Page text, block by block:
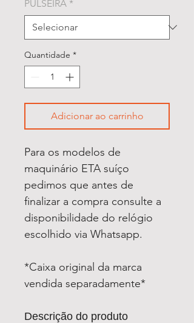
PULSEIRA *
Quantidade *
Adicionar ao carrinho
Para os modelos de
maquinário ETA suíço
pedimos que antes de
finalizar a compra consulte a
disponibilidade do relógio
escolhido via Whatsapp.
*Caixa original da marca
vendida separadamente*
Descrição do produto